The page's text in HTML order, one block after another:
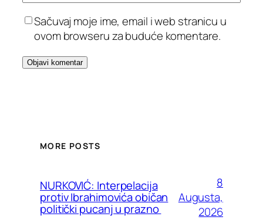
Sačuvaj moje ime, email i web stranicu u
ovom browseru za buduće komentare.
MORE POSTS
NURKOVIĆ: Interpelacija
protiv Ibrahimovića običan
politički pucanj u prazno
8
Augusta,
2026